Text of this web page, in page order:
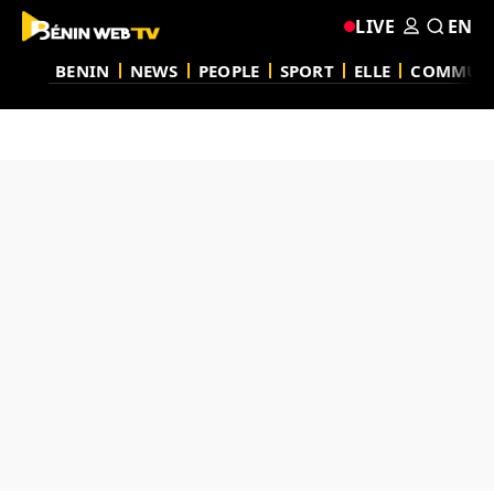
BENIN NEWS PEOPLE SPORT ELLE
LIVE EN